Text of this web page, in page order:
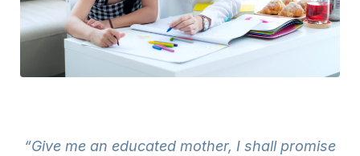
“Give me an educated mother, I shall promise